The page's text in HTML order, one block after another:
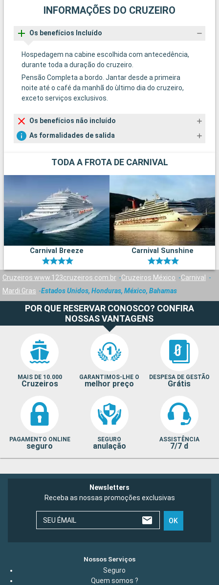
INFORMAÇÕES DO CRUZEIRO
Os benefícios Incluído
Hospedagem na cabine escolhida com antecedência,
durante toda a duração do cruzeiro.
Pensão Completa a bordo. Jantar desde a primeira
noite até o café da manhã do ùltimo dia do cruzeiro,
exceto serviços exclusivos.
Os benefícios não incluído
As formalidades de salida
TODA A FROTA DE CARNIVAL
Carnival Breeze Carnival Sunshine
Cruzeiros www.123cruzeiros.com.br Cruzeiros México
Carnival
Mardi Gras
Estados Unidos, Honduras, México, Bahamas
POR QUE RESERVAR CONOSCO? CONFIRA
NOSSAS VANTAGENS
MAIS DE 10.000
Cruzeiros
GARANTIMOS-LHE O
melhor preço
DESPESA DE GESTÃO
Grátis
PAGAMENTO ONLINE
seguro
SEGURO
anulação
ASSISTÊNCIA
7/7 d
Newsletters
Receba as nossas promoções exclusivas
SEU ÉMAIL OK
Nossos Serviços
Seguro
Quem somos ?